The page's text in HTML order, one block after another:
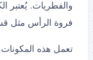
والفطريات. يُعتبر
فروة الرأس مثل
تعمل هذه المكونات